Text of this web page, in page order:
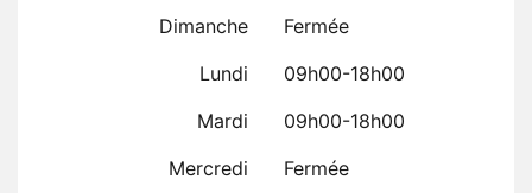
Dimanche
Fermée
Lundi
09h00-18h00
Mardi
09h00-18h00
Mercredi
Fermée